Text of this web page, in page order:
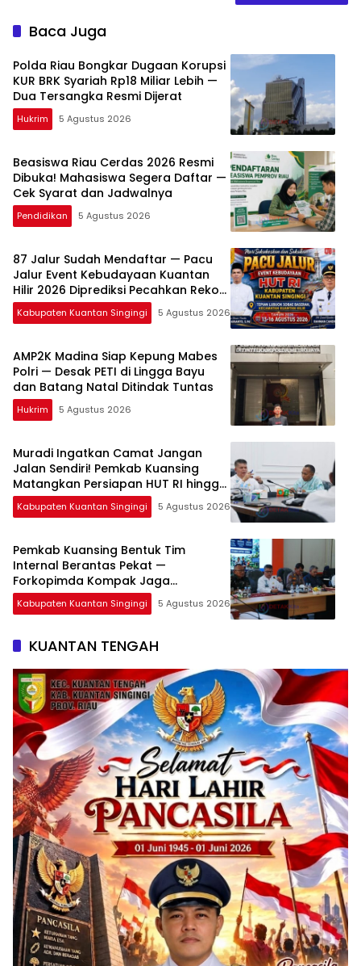
Baca Juga
Polda Riau Bongkar Dugaan Korupsi
KUR BRK Syariah Rp18 Miliar Lebih —
Dua Tersangka Resmi Dijerat
Hukrim 5 Agustus 2026
Beasiswa Riau Cerdas 2026 Resmi
Dibuka! Mahasiswa Segera Daftar —
Cek Syarat dan Jadwalnya
Pendidikan 5 Agustus 2026
87 Jalur Sudah Mendaftar — Pacu
Jalur Event Kebudayaan Kuantan
Hilir 2026 Diprediksi Pecahkan Rekor
Peserta
Kabupaten Kuantan Singingi 5 Agustus 2026
AMP2K Madina Siap Kepung Mabes
Polri — Desak PETI di Lingga Bayu
dan Batang Natal Ditindak Tuntas
Hukrim 5 Agustus 2026
Muradi Ingatkan Camat Jangan
Jalan Sendiri! Pemkab Kuansing
Matangkan Persiapan HUT RI hingga
Pacu Jalur Nasional
Kabupaten Kuantan Singingi 5 Agustus 2026
Pemkab Kuansing Bentuk Tim
Internal Berantas Pekat —
Forkopimda Kompak Jaga
Keamanan Daerah
Kabupaten Kuantan Singingi 5 Agustus 2026
KUANTAN TENGAH